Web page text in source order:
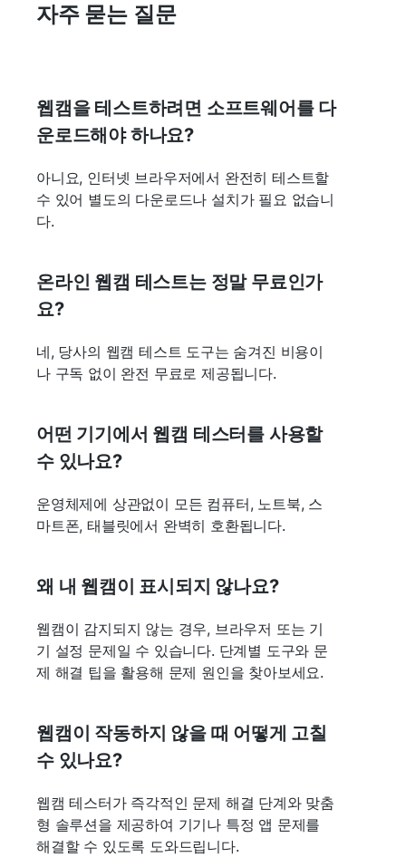
자주 묻는 질문
웹캠을 테스트하려면 소프트웨어를 다
운로드해야 하나요?
아니요, 인터넷 브라우저에서 완전히 테스트할
수 있어 별도의 다운로드나 설치가 필요 없습니
다.
온라인 웹캠 테스트는 정말 무료인가
요?
네, 당사의 웹캠 테스트 도구는 숨겨진 비용이
나 구독 없이 완전 무료로 제공됩니다.
어떤 기기에서 웹캠 테스터를 사용할
수 있나요?
운영체제에 상관없이 모든 컴퓨터, 노트북, 스
마트폰, 태블릿에서 완벽히 호환됩니다.
왜 내 웹캠이 표시되지 않나요?
웹캠이 감지되지 않는 경우, 브라우저 또는 기
기 설정 문제일 수 있습니다. 단계별 도구와 문
제 해결 팁을 활용해 문제 원인을 찾아보세요.
웹캠이 작동하지 않을 때 어떻게 고칠
수 있나요?
웹캠 테스터가 즉각적인 문제 해결 단계와 맞춤
형 솔루션을 제공하여 기기나 특정 앱 문제를
해결할 수 있도록 도와드립니다.